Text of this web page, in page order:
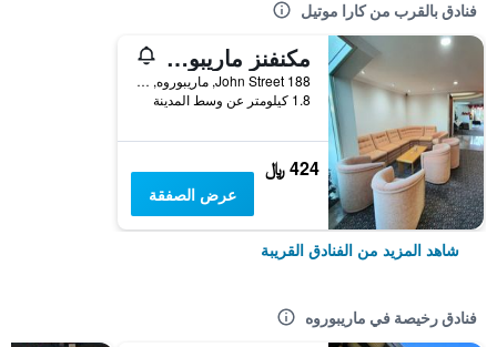
فنادق بالقرب من كارا موتيل
مكنفنز ماريبورو موتل
188 John Street, ماريبوروه, QLD, أستراليا
1.8 كيلومتر عن وسط المدينة
424 ﷼
عرض الصفقة
شاهد المزيد من الفنادق القريبة
فنادق رخيصة في ماريبوروه